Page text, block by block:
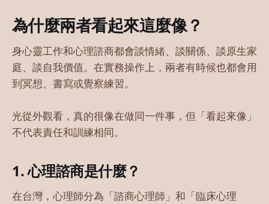
為什麼兩者看起來這麼像？
身心靈工作和心理諮商都會談情緒、談關係、談原生家
庭、談自我價值。在實務操作上，兩者有時候也都會用
到冥想、書寫或覺察練習。
光從外觀看，真的很像在做同一件事，但「看起來像」
不代表責任和訓練相同。
1. 心理諮商是什麼？
在台灣，心理師分為「諮商心理師」和「臨床心理